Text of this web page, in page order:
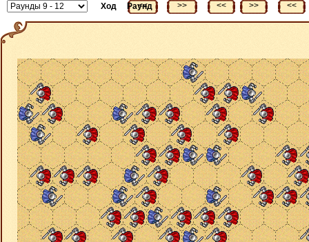
<< >> <<
Ход >> <<
Раунд